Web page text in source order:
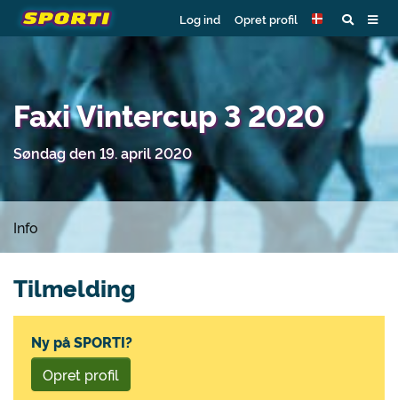
Log ind Opret profil
Faxi Vintercup 3 2020
Søndag den 19. april 2020
Info
Tilmelding
Ny på SPORTI?
Opret profil